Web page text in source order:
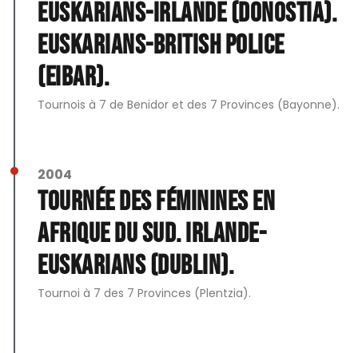
Euskarians-Irlande (Donostia).
Euskarians-British Police
(Eibar).
Tournois à 7 de Benidor et des 7 Provinces (Bayonne).
2004
Tournée des féminines en
Afrique du Sud. Irlande-
Euskarians (Dublin).
Tournoi à 7 des 7 Provinces (Plentzia).